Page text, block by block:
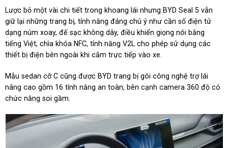
Lược bỏ một vài chi tiết trong khoang lái nhưng BYD Seal 5 vẫn
giữ lại những trang bị, tính năng đáng chú ý như cần số điện tử
dạng núm xoay, đế sạc không dây, điều khiển giọng nói bằng
tiếng Việt, chìa khóa NFC, tính năng V2L cho phép sử dụng các
thiết bị điện bên ngoài khi cắm trực tiếp vào xe.
Mẫu sedan cỡ C cũng được BYD trang bị gói công nghệ trợ lái
nâng cao gồm 16 tính năng an toàn, bên cạnh camera 360 độ có
chức năng soi gầm.